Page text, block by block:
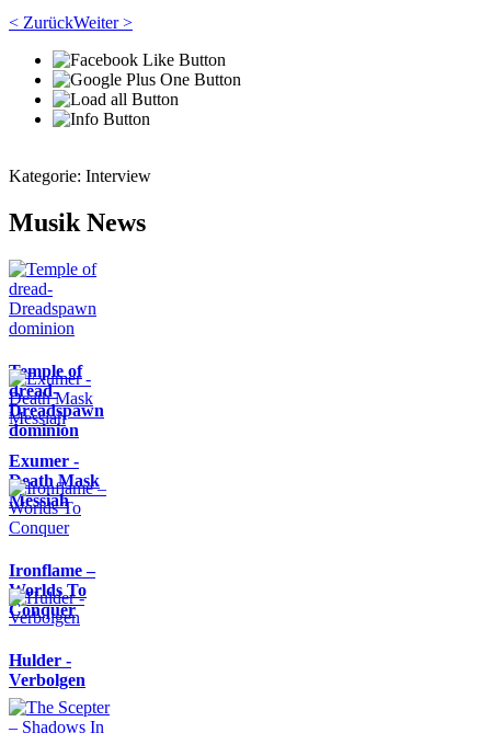
< ZurückWeiter >
Kategorie: Interview
Musik News
Temple of
dread-
Dreadspawn
dominion
Exumer -
Death Mask
Messiah
Ironflame –
Worlds To
Conquer
Hulder -
Verbolgen